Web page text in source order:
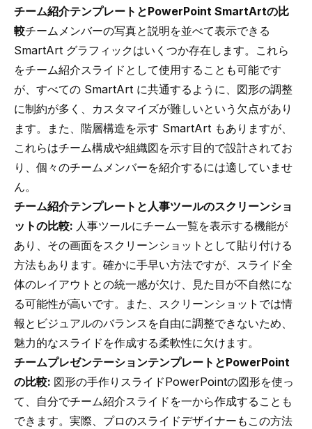
チーム紹介テンプレートとPowerPoint SmartArtの比
較チームメンバーの写真と説明を並べて表示できる
SmartArt グラフィックはいくつか存在します。これら
をチーム紹介スライドとして使用することも可能です
が、すべての SmartArt に共通するように、図形の調整
に制約が多く、カスタマイズが難しいという欠点があり
ます。また、階層構造を示す SmartArt もありますが、
これらはチーム構成や組織図を示す目的で設計されてお
り、個々のチームメンバーを紹介するには適していませ
ん。
チーム紹介テンプレートと人事ツールのスクリーンショ
ットの比較: 人事ツールにチーム一覧を表示する機能が
あり、その画面をスクリーンショットとして貼り付ける
方法もあります。確かに手早い方法ですが、スライド全
体のレイアウトとの統一感が欠け、見た目が不自然にな
る可能性が高いです。また、スクリーンショットでは情
報とビジュアルのバランスを自由に調整できないため、
魅力的なスライドを作成する柔軟性に欠けます。
チームプレゼンテーションテンプレートとPowerPoint
の比較: 図形の手作りスライドPowerPointの図形を使っ
て、自分でチーム紹介スライドを一から作成することも
できます。実際、プロのスライドデザイナーもこの方法